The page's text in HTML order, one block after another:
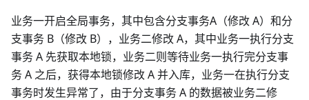
业务一开启全局事务，其中包含分支事务A（修改 A）和分
支事务 B（修改 B），业务二修改 A，其中业务一执行分支
事务 A 先获取本地锁，业务二则等待业务一执行完分支事
务 A 之后，获得本地锁修改 A 并入库，业务一在执行分支
事务时发生异常了，由于分支事务 A 的数据被业务二修